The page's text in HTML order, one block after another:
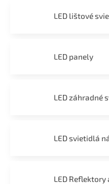
LED lištové
LED panely
LED záhradné
LED svietidlá
LED